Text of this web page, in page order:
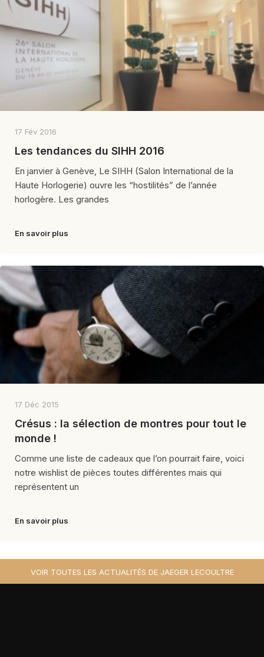
17 Fév 2016
Les tendances du SIHH 2016
En janvier à Genève, Le SIHH (Salon International de la
Haute Horlogerie) ouvre les “hostilités” de l’année
horlogère. Les grandes
En savoir plus
17 Déc 2015
Crésus : la sélection de montres pour tout le
monde !
Comme une liste de cadeaux que l’on pourrait faire, voici
notre wishlist de pièces toutes différentes mais qui
représentent un
En savoir plus
VOIR TOUTES LES ACTUALITÉS DE JAEGER LECOULTRE